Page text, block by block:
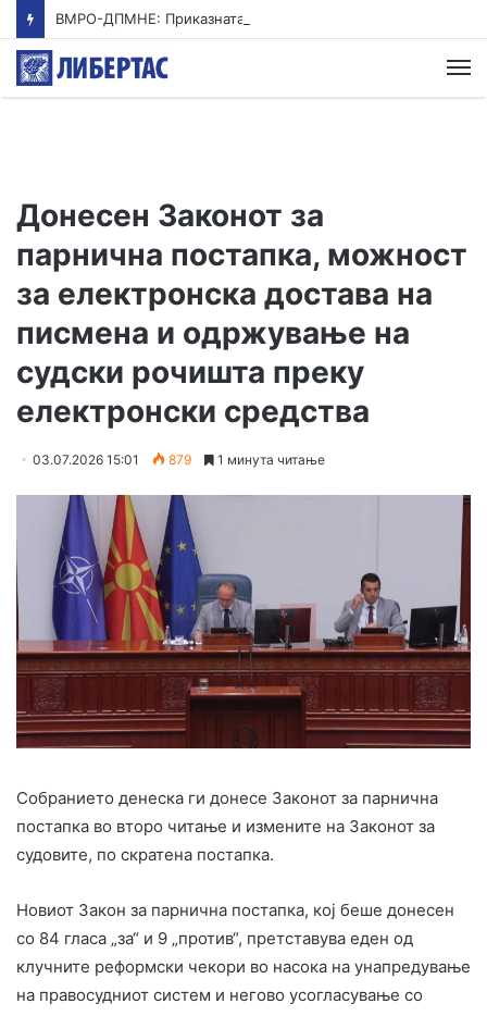
Донесен Законот за
парнична постапка, можност
за електронска достава на
писмена и одржување на
судски рочишта преку
електронски средства
03.07.2026 15:01 879 1 минута читање
Собранието денеска ги донесе Законот за парнична
постапка во второ читање и измените на Законот за
судовите, по скратена постапка.
Новиот Закон за парнична постапка, кој беше донесен
со 84 гласа „за“ и 9 „против“, претставува еден од
клучните реформски чекори во насока на унапредување
на правосудниот систем и негово усогласување со